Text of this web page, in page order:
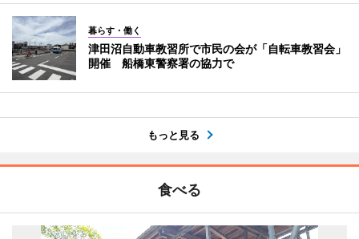
暮らす・働く
津田沼自動車教習所で市民の会が「自転車教習会」
開催 船橋東警察署の協力で
もっと見る
食べる